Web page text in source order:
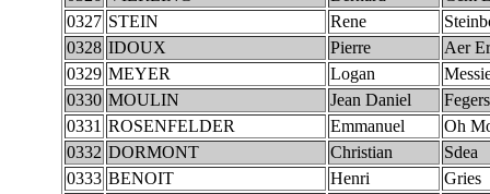
0327 STEIN Rene
0328 IDOUX Pierre
Aer
0329 MEYER Logan
0330 MOULIN Jean Daniel
0331 ROSENFELDER Emmanuel
Oh
0332 DORMONT Christian
Sdea
0333 BENOIT Henri
Gries